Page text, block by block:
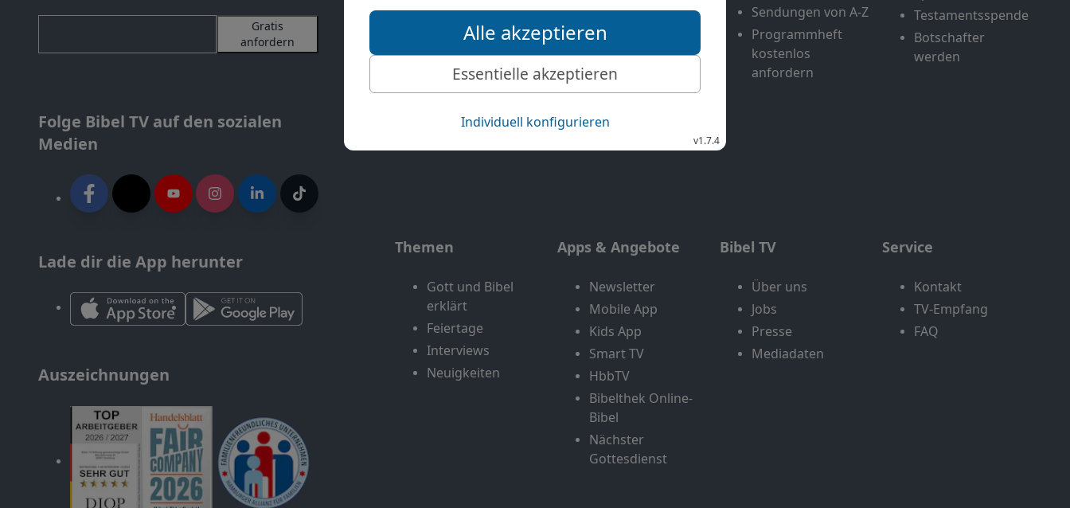
Gratis
anfordern
Folge Bibel TV auf den sozialen
Medien
Lade dir die App herunter
Auszeichnungen
Alle Sendungen
Letzte Chance
MeinGottesdienst
Sendungen von A-Z
Programmheft
kostenlos
anfordern
Testamentsspende
Botschafter
werden
Themen
Gott und Bibel
erklärt
Feiertage
Interviews
Neuigkeiten
Apps & Angebote
Newsletter
Mobile App
Kids App
Smart TV
HbbTV
Bibelthek Online-
Bibel
Nächster
Gottesdienst
Bibel TV
Über uns
Jobs
Presse
Mediadaten
Service
Kontakt
TV-Empfang
FAQ